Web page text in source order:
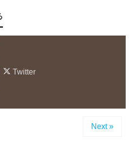
Twitter
Next »